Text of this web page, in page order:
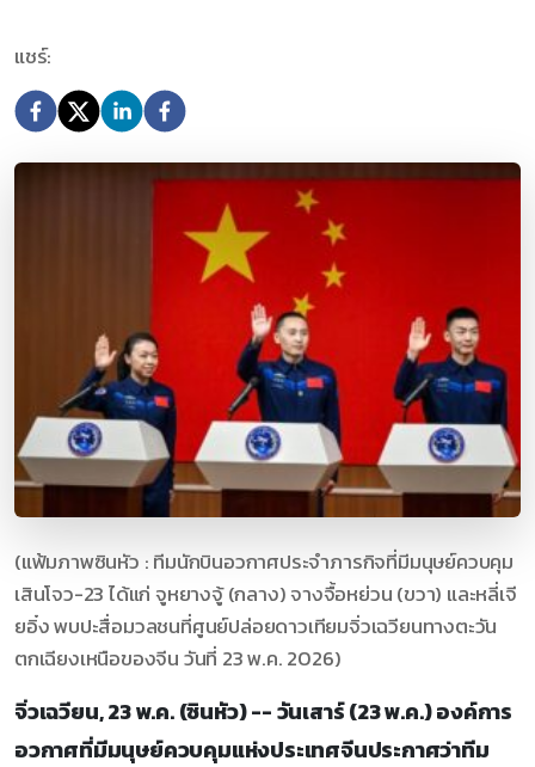
แชร์:
(แฟ้มภาพซินหัว : ทีมนักบินอวกาศประจำภารกิจที่มีมนุษย์ควบคุม
เสินโจว-23 ได้แก่ จูหยางจู้ (กลาง) จางจื้อหย่วน (ขวา) และหลี่เจี
ยอิ๋ง พบปะสื่อมวลชนที่ศูนย์ปล่อยดาวเทียมจิ่วเฉวียนทางตะวัน
ตกเฉียงเหนือของจีน วันที่ 23 พ.ค. 2026)
จิ่วเฉวียน, 23 พ.ค. (ซินหัว) -- วันเสาร์ (23 พ.ค.) องค์การ
อวกาศที่มีมนุษย์ควบคุมแห่งประเทศจีนประกาศว่าทีม